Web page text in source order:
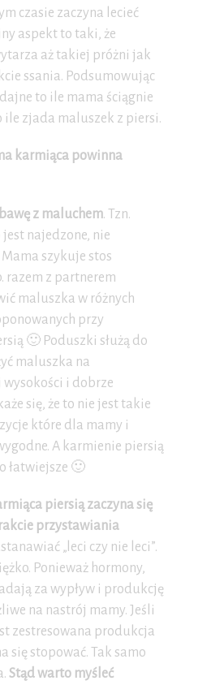
czasie zaczyna lecieć
aspekt to taki, że
aż takiej próżni jak
ssania. Podsumowując
to ile mama ściągnie
ile zjada maluszek z piersi.
karmiąca powinna
z maluchem. Tzn.
najedzone, nie
szykuje stos
razem z partnerem
maluszka w różnych
przy
🙂 Poduszki służą do
maluszka na
i dobrze
się, że to nie jest takie
które dla mamy i
A karmienie piersią
łatwiejsze 🙂
piersią zaczyna się
przystawiania
„leci czy nie leci”.
Ponieważ hormony,
za wypływ i produkcję
na nastrój mamy. Jeśli
zestresowana produkcja
się stopować. Tak samo
Stąd warto myśleć